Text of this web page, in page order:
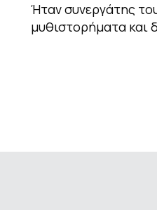
Ήταν συνεργάτης
μυθιστορήματα και